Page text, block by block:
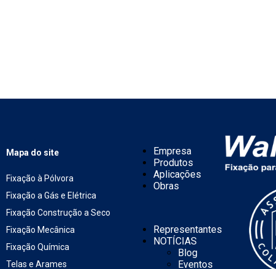
Mapa do site
Fixação à Pólvora
Fixação a Gás e Elétrica
Fixação Construção a Seco
Fixação Mecânica
Fixação Química
Telas e Arames
Empresa
Produtos
Aplicações
Obras
Representantes
NOTÍCIAS
Blog
Eventos